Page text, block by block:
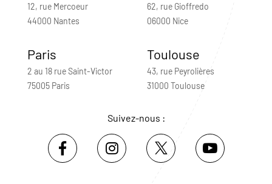
12, rue Mercoeur
44000 Nantes
62, rue Gioffredo
06000 Nice
Paris
2 au 18 rue Saint-Victor
75005 Paris
Toulouse
43, rue Peyrolières
31000 Toulouse
Suivez-nous :